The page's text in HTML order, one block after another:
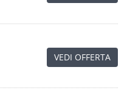
VEDI OFFERTA